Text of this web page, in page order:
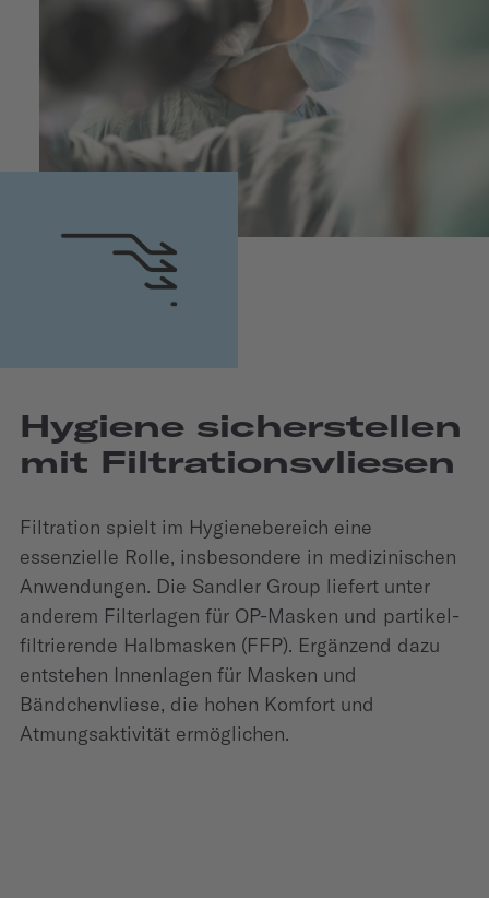
Hygiene sicherstellen
mit Filtrationsvliesen
Filtration spielt im Hygienebereich eine
essenzielle Rolle, insbesondere in medizinischen
Anwendungen. Die Sandler Group liefert unter
anderem Filterlagen für OP-Masken und partikel­
filtrierende Halbmasken (FFP). Ergänzend dazu
entstehen Innenlagen für Masken und
Bändchenvliese, die hohen Komfort und
Atmungsaktivität ermöglichen.